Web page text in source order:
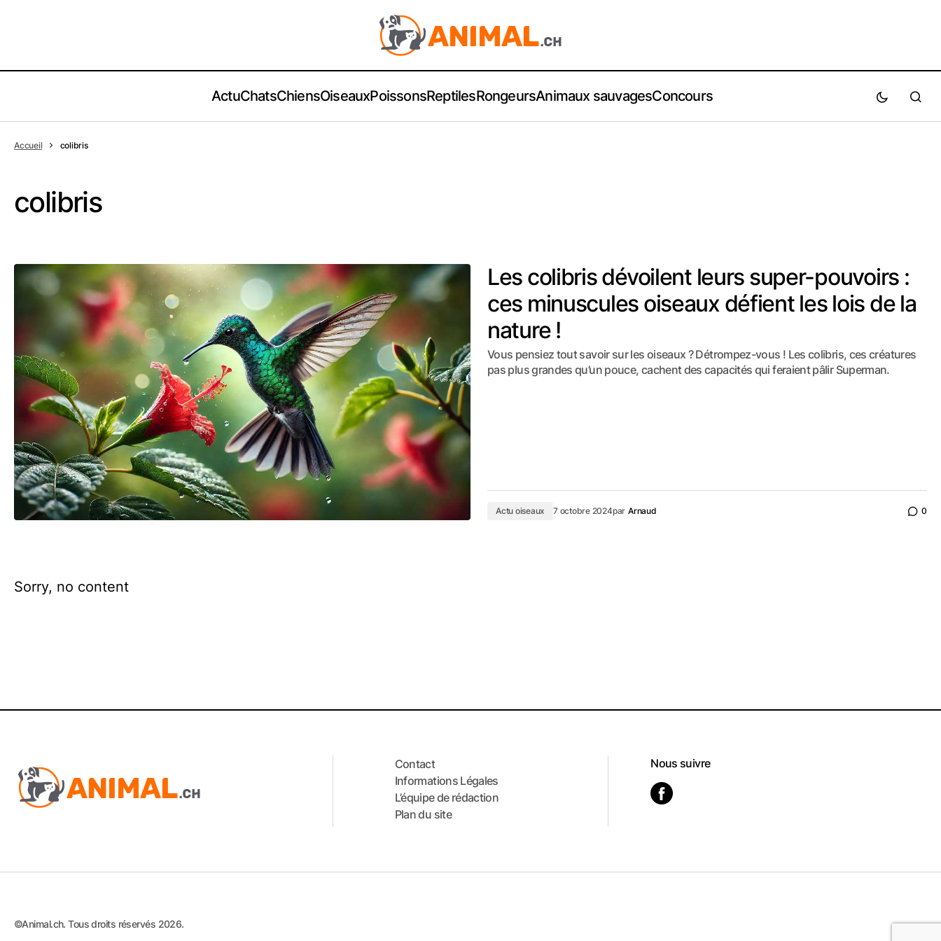
ActuChatsChiensOiseauxPoissonsReptilesRongeursAnimaux sauvagesConcours
Accueil colibris
colibris
Les colibris dévoilent leurs super-pouvoirs :
ces minuscules oiseaux défient les lois de la
nature !
Vous pensiez tout savoir sur les oiseaux ? Détrompez-vous ! Les colibris, ces créatures
pas plus grandes qu’un pouce, cachent des capacités qui feraient pâlir Superman.
Actu oiseaux 7 octobre 2024par Arnaud 0
Sorry, no content
Contact
Informations Légales
L’équipe de rédaction
Plan du site
Nous suivre
©Animal.ch. Tous droits réservés 2026.